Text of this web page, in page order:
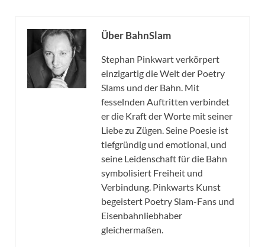
Über BahnSlam
Stephan Pinkwart verkörpert
einzigartig die Welt der Poetry
Slams und der Bahn. Mit
fesselnden Auftritten verbindet
er die Kraft der Worte mit seiner
Liebe zu Zügen. Seine Poesie ist
tiefgründig und emotional, und
seine Leidenschaft für die Bahn
symbolisiert Freiheit und
Verbindung. Pinkwarts Kunst
begeistert Poetry Slam-Fans und
Eisenbahnliebhaber
gleichermaßen.